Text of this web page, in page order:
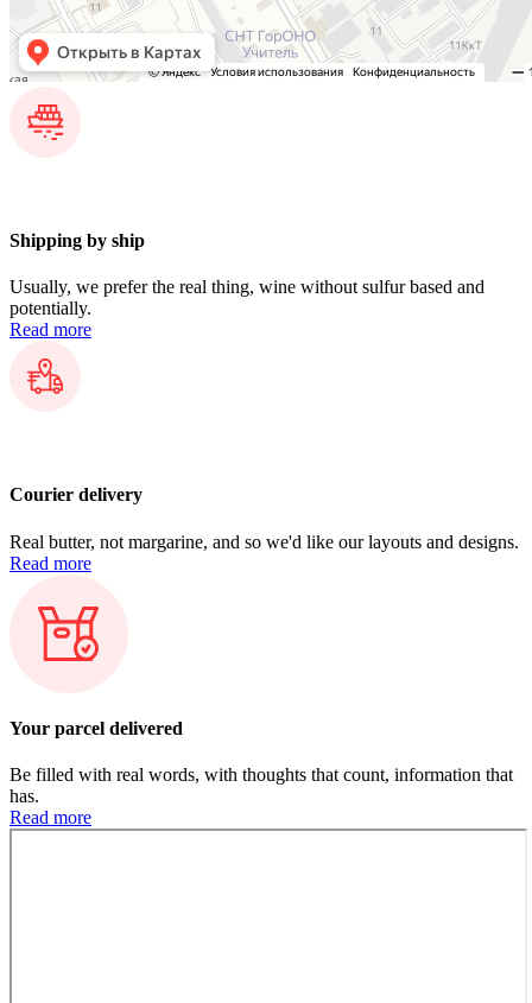
Shipping by ship
Usually, we prefer the real thing, wine without sulfur based and
potentially.​
Read more
Courier delivery
Real butter, not margarine, and so we'd like our layouts and designs.​
Read more
Your parcel delivered
Be filled with real words, with thoughts that count, information that
has.​
Read more